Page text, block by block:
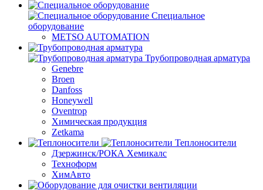
Специальное
оборудование
METSO AUTOMATION
Трубопроводная арматура
Genebre
Broen
Danfoss
Honeywell
Oventrop
Химическая продукция
Zetkama
Теплоносители
Дзержинск/РОКА Хемикалс
Техноформ
ХимАвто